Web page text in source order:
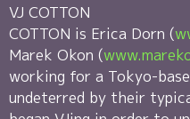
VJ COTTON
COTTON is Erica Dorn (
Marek Okon (
working for a Tokyo-
undeterred by their